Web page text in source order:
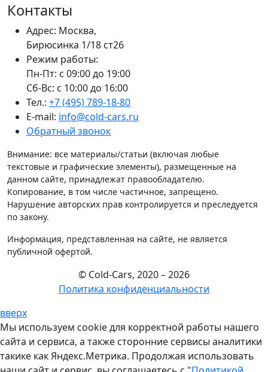
Контакты
Адрес: Москва,
Бирюсинка 1/18 ст26 ​
Режим работы:
Пн-Пт: с 09:00 до 19:00
Сб-Вс: с 10:00 до 16:00
Тел.: +7 (495) 789-18-80
E-mail: info@cold-cars.ru
Обратный звонок
Внимание: все материалы/статьи (включая любые
текстовые и графические элементы), размещенные на
данном сайте, принадлежат правообладателю.
Копирование, в том числе частичное, запрещено.
Нарушение авторских прав контролируется и преследуется
по закону.
Информация, представленная на сайте, не является
публичной офертой.
© Cold-Cars, 2020 – 2026
Политика конфиденциальности
вверх
Мы используем cookie для корректной работы нашего
сайта и сервиса, а также сторонние сервисы аналитики
такике как Яндекс.Метрика. Продолжая использовать